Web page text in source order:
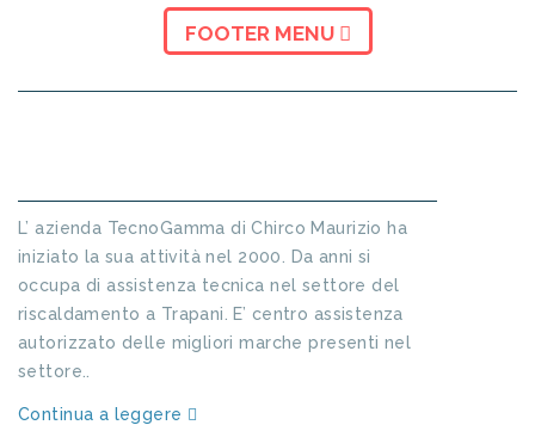
FOOTER MENU
L’ azienda TecnoGamma di Chirco Maurizio ha
iniziato la sua attività nel 2000. Da anni si
occupa di assistenza tecnica nel settore del
riscaldamento a Trapani. E’ centro assistenza
autorizzato delle migliori marche presenti nel
settore..
Continua a leggere